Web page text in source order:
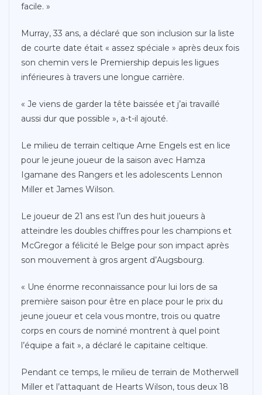
facile. »
Murray, 33 ans, a déclaré que son inclusion sur la liste
de courte date était « assez spéciale » après deux fois
son chemin vers le Premiership depuis les ligues
inférieures à travers une longue carrière.
« Je viens de garder la tête baissée et j’ai travaillé
aussi dur que possible », a-t-il ajouté.
Le milieu de terrain celtique Arne Engels est en lice
pour le jeune joueur de la saison avec Hamza
Igamane des Rangers et les adolescents Lennon
Miller et James Wilson.
Le joueur de 21 ans est l’un des huit joueurs à
atteindre les doubles chiffres pour les champions et
McGregor a félicité le Belge pour son impact après
son mouvement à gros argent d’Augsbourg.
« Une énorme reconnaissance pour lui lors de sa
première saison pour être en place pour le prix du
jeune joueur et cela vous montre, trois ou quatre
corps en cours de nominé montrent à quel point
l’équipe a fait », a déclaré le capitaine celtique.
Pendant ce temps, le milieu de terrain de Motherwell
Miller et l’attaquant de Hearts Wilson, tous deux 18